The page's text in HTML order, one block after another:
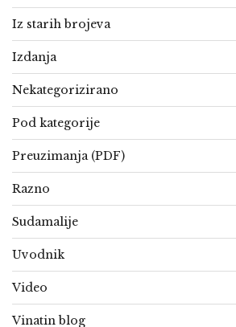
Iz starih brojeva
Izdanja
Nekategorizirano
Pod kategorije
Preuzimanja (PDF)
Razno
Sudamalije
Uvodnik
Video
Vinatin blog